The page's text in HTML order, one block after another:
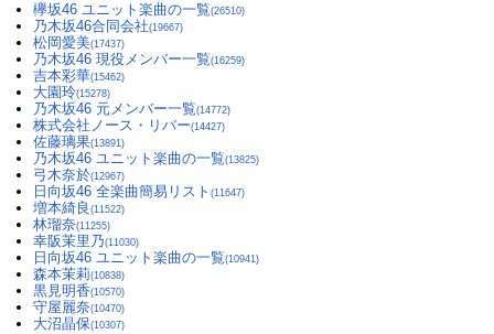
欅坂46 ユニット楽曲の一覧(26510)
乃木坂46合同会社(19667)
松岡愛美(17437)
乃木坂46 現役メンバー一覧(16259)
吉本彩華(15462)
大園玲(15278)
乃木坂46 元メンバー一覧(14772)
株式会社ノース・リバー(14427)
佐藤璃果(13891)
乃木坂46 ユニット楽曲の一覧(13825)
弓木奈於(12967)
日向坂46 全楽曲簡易リスト (11647)
増本綺良 (11522)
林瑠奈(11255)
幸阪茉里乃(11030)
日向坂46 ユニット楽曲の一覧(10941)
森本茉莉(10838)
黒見明香(10570)
守屋麗奈(10470)
大沼晶保(10307)